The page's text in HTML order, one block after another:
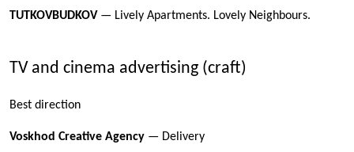
TUTKOVBUDKOV — Lively Apartments. Lovely Neighbours.
TV and cinema advertising (craft)
Best direction
Voskhod Creative Agency — Delivery